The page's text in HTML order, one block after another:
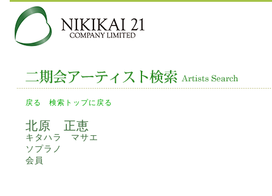
戻る 検索トップに戻る
北原 正恵
キタハラ マサエ
ソプラノ
会員